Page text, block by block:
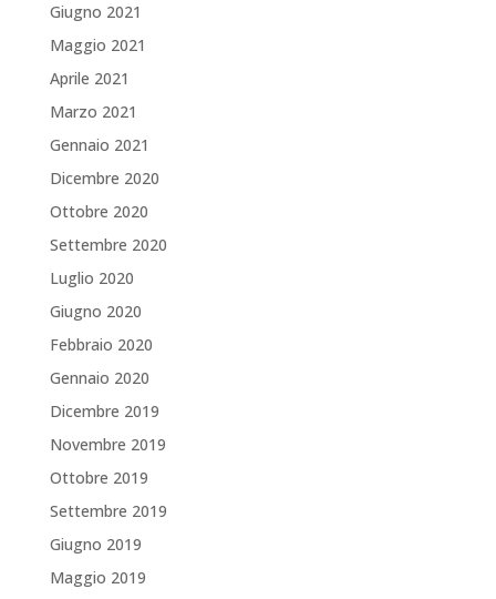
Giugno 2021
Maggio 2021
Aprile 2021
Marzo 2021
Gennaio 2021
Dicembre 2020
Ottobre 2020
Settembre 2020
Luglio 2020
Giugno 2020
Febbraio 2020
Gennaio 2020
Dicembre 2019
Novembre 2019
Ottobre 2019
Settembre 2019
Giugno 2019
Maggio 2019